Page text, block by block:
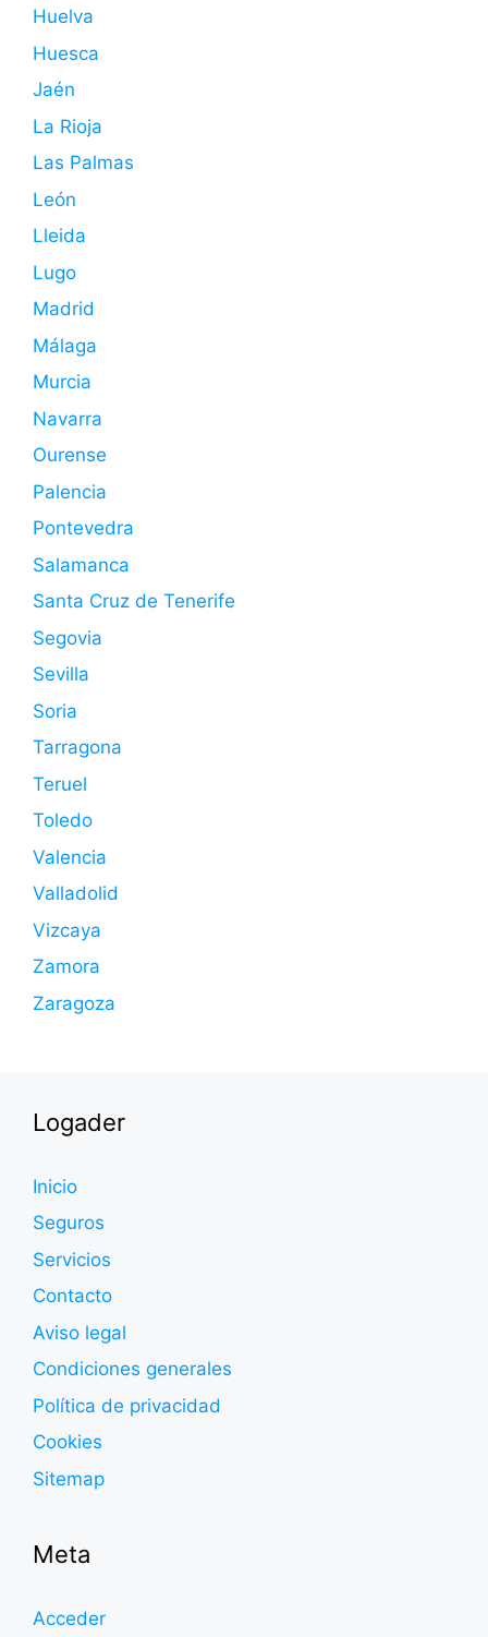
Huelva
Huesca
Jaén
La Rioja
Las Palmas
León
Lleida
Lugo
Madrid
Málaga
Murcia
Navarra
Ourense
Palencia
Pontevedra
Salamanca
Santa Cruz de Tenerife
Segovia
Sevilla
Soria
Tarragona
Teruel
Toledo
Valencia
Valladolid
Vizcaya
Zamora
Zaragoza
Logader
Inicio
Seguros
Servicios
Contacto
Aviso legal
Condiciones generales
Política de privacidad
Cookies
Sitemap
Meta
Acceder